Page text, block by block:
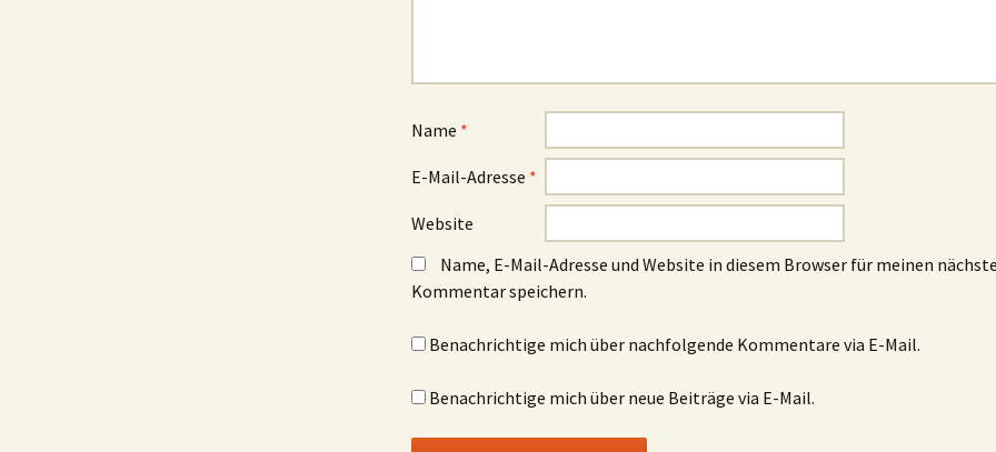
Name *
E-Mail-Adresse *
Website
Name, E-Mail-Adresse und Website in diesem Browser für meinen
Kommentar speichern.
Benachrichtige mich über nachfolgende Kommentare via E-Mail.
Benachrichtige mich über neue Beiträge via E-Mail.